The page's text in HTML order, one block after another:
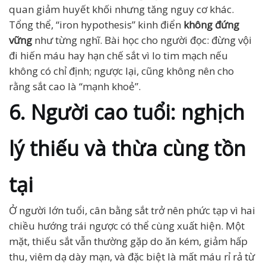
quan giảm huyết khối nhưng tăng nguy cơ khác.
Tổng thể, “iron hypothesis” kinh điển không đứng
vững như từng nghĩ. Bài học cho người đọc: đừng vội
đi hiến máu hay hạn chế sắt vì lo tim mạch nếu
không có chỉ định; ngược lại, cũng không nên cho
rằng sắt cao là “mạnh khoẻ”.
6. Người cao tuổi: nghịch
lý thiếu và thừa cùng tồn
tại
Ở người lớn tuổi, cân bằng sắt trở nên phức tạp vì hai
chiều hướng trái ngược có thể cùng xuất hiện. Một
mặt, thiếu sắt vẫn thường gặp do ăn kém, giảm hấp
thu, viêm dạ dày mạn, và đặc biệt là mất máu rỉ rả từ